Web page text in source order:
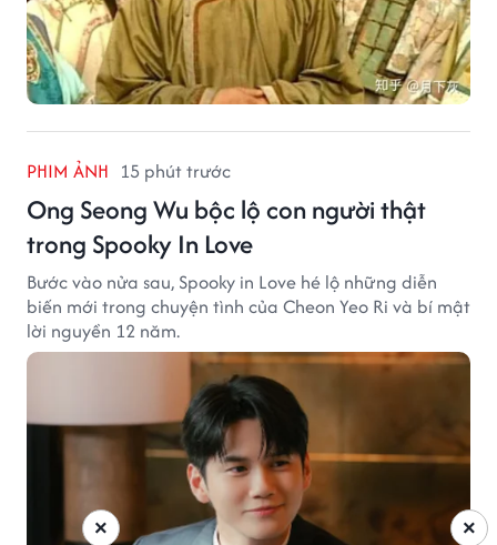
PHIM ẢNH 15 phút trước
Ong Seong Wu bộc lộ con người thật
trong Spooky In Love
Bước vào nửa sau, Spooky in Love hé lộ những diễn
biến mới trong chuyện tình của Cheon Yeo Ri và bí mật
lời nguyền 12 năm.
×
×